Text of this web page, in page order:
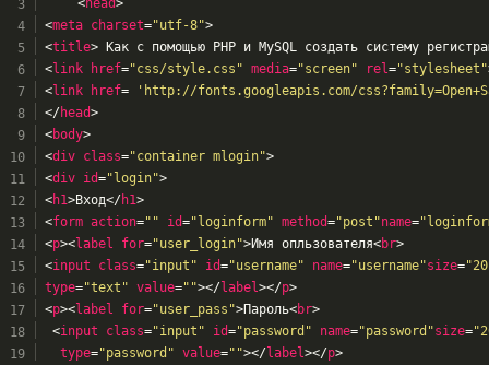
<head>
<meta charset="utf-8">
<title> Как с помощью PHP и MySQL создать систему
<link href="css/style.css" media="screen" rel="stylesheet"
<link href=
'http://fonts.googleapis.com/
</head>
<body>
<div class="container mlogin">
<div id="login">
<h1>Вход</h1>
<form action="" id="loginform" method="post"name=
<p><label for="user_login">Имя опльзователя<br>
<input class="input" id="username" name="username"size=
type="text" value=""></label></p>
<p><label for="user_pass">Пароль<br>
<input class="input" id="password" name="password"size=
type="password" value=""></label></p>